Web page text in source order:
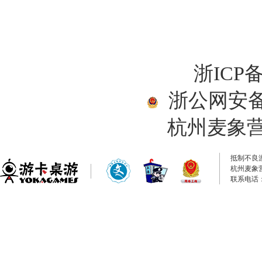
浙ICP
浙公网安
杭州麦象
抵制不良
杭州麦象
联系电话